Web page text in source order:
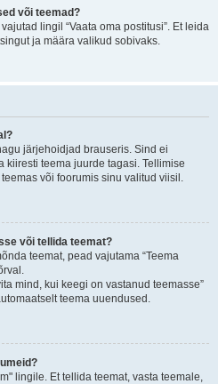
või teemad?
lingil “Vaata oma postitusi”. Et leida
ja määra valikud sobivaks.
järjehoidjad brauseris. Sind ei
kiiresti teema juurde tagasi. Tellimise
või foorumis sinu valitud viisil.
või tellida teemat?
teemat, pead vajutama “Teema
mind, kui keegi on vastanud teemasse”
teema uuendused.
lingile. Et tellida teemat, vasta teemale,